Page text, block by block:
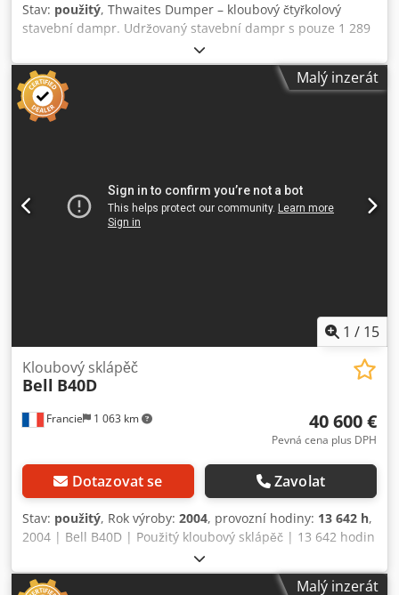
Stav: použitý, Thwaites Dumper – kloubový čtyřkolový
stavební dampr. Udržovaný stavební dampr s pouze 1 289
provozními hodinami. Technické údaje: - Typ: kloubový
čtyřkolový stavební dampr - Výrobce: Thwaites Ltd
Dodeziaa Hopfx Aifeck - Rok výroby: 2011 - Pohotovostní
hmotnost: 2 890 kg - Nosnost: 2 500 kg - Maximální celková
hmotnost: 5 390 kg - Zatížení přední nápravy: 2 780 kg -
Prohlídka a odběr po dohodě.
Malý inzerát
1 / 15
Francie 1 063 km
Kloubový sklápěč
Bell B40D
40 600 €
Pevná cena plus DPH
Dotazovat se Zavolat
Stav: použitý, Rok výroby: 2004, provozní hodiny: 13 642 h,
2004 | Bell B40D | Použitý kloubový sklápěč | 13 642 hodin
| 962 055 km 📍 Umístění: Francie 🚛 Doprava je možná až
k vašemu cíli – využijte náš kalkulátor dopravy a zjistěte
Malý inzerát